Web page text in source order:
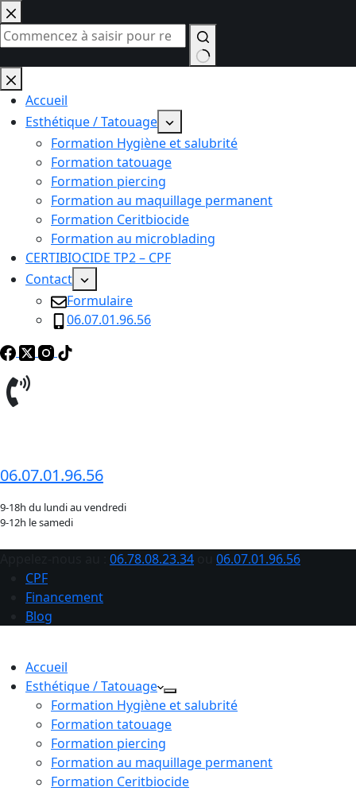
Passer
au
contenu
Aucun
résultatAccueil
Esthétique / Tatouage
Formation Hygiène et salubrité
Formation tatouage
Formation piercing
Formation au maquillage permanent
Formation Ceritbiocide
Formation au microblading
CERTIBIOCIDE TP2 – CPF
Contact
Formulaire
06.07.01.96.56
06.07.01.96.56
9-18h du lundi au vendredi
9-12h le samedi
06.78.08.23.34
06.07.01.96.56
CPF
Financement
Blog
Accueil
Esthétique / Tatouage
Formation Hygiène et salubrité
Formation tatouage
Formation piercing
Formation au maquillage permanent
Formation Ceritbiocide